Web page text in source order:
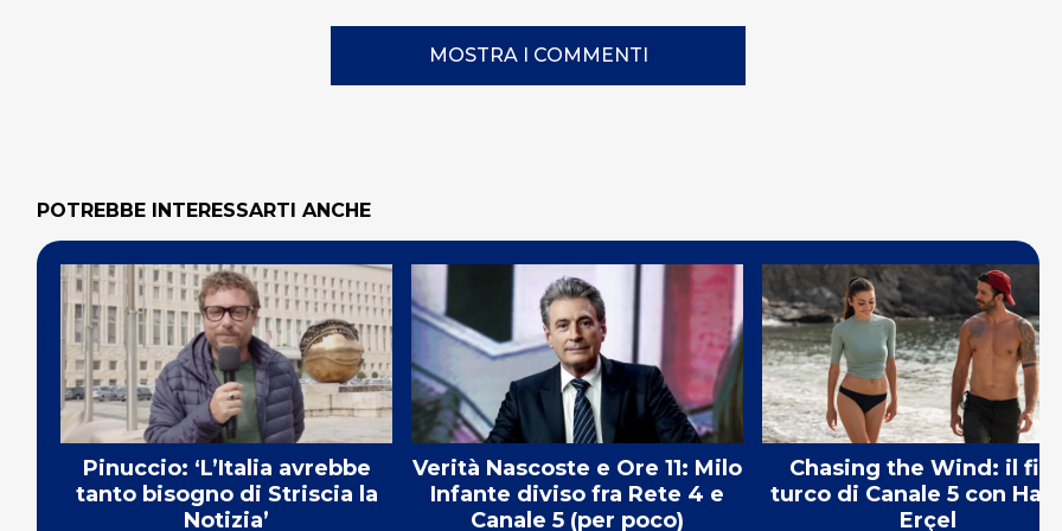
MOSTRA I COMMENTI
POTREBBE INTERESSARTI ANCHE
Pinuccio: ‘L’Italia avrebbe
tanto bisogno di Striscia la
Notizia’
Verità Nascoste e Ore 11: Milo
Infante diviso fra Rete 4 e
Canale 5 (per poco)
Chasing the Wind: il film
turco di Canale 5 con
Erçel